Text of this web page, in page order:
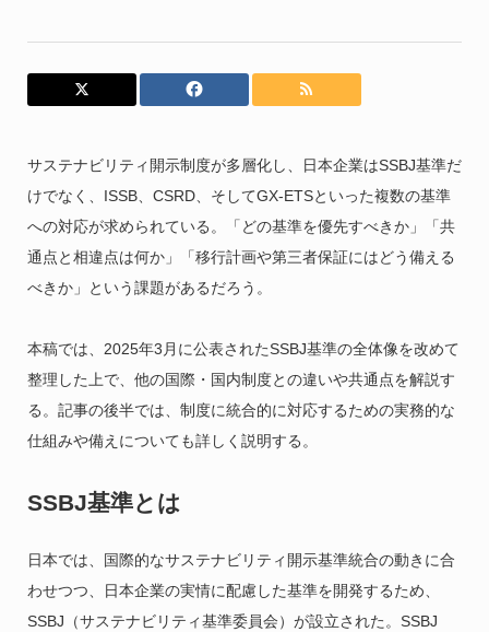
サステナビリティ開示制度が多層化し、日本企業はSSBJ基準だ
けでなく、ISSB、CSRD、そしてGX-ETSといった複数の基準
への対応が求められている。「どの基準を優先すべきか」「共
通点と相違点は何か」「移行計画や第三者保証にはどう備える
べきか」という課題があるだろう。
本稿では、2025年3月に公表されたSSBJ基準の全体像を改めて
整理した上で、他の国際・国内制度との違いや共通点を解説す
る。記事の後半では、制度に統合的に対応するための実務的な
仕組みや備えについても詳しく説明する。
SSBJ基準とは
日本では、国際的なサステナビリティ開示基準統合の動きに合
わせつつ、日本企業の実情に配慮した基準を開発するため、
SSBJ（サステナビリティ基準委員会）が設立された。SSBJ